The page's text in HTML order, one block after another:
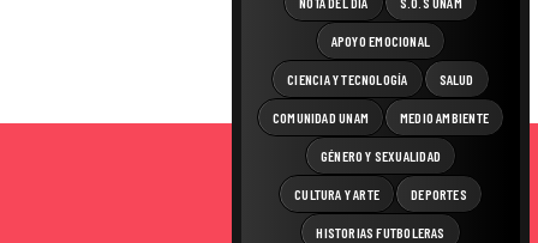
APOYO EMOCIONAL
CIENCIA Y TECNOLOGÍA SALUD
COMUNIDAD UNAM MEDIO AMBIENTE
GÉNERO Y SEXUALIDAD
CULTURA Y ARTE DEPORTES
HISTORIAS FUTBOLERAS